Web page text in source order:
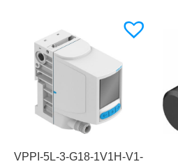
VPPI-5L-3-G18-1V1H-V1-